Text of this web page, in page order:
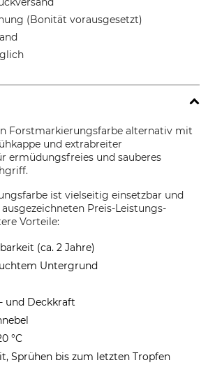
(Bonität vorausgesetzt)
Forstmarkierungsfarbe alternativ mit
und extrabreiter
ermüdungsfreies und sauberes
ist vielseitig einsetzbar und
Preis-Leistungs-
Vorteile:
(ca. 2 Jahre)
Untergrund
und Deckkraft
°C
Sprühen bis zum letzten Tropfen